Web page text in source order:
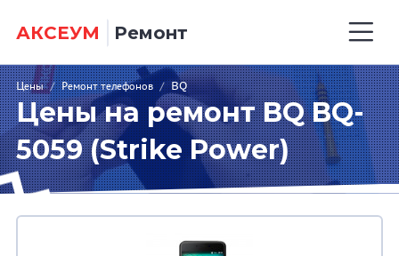
АКСЕУМ Ремонт
Цены / Ремонт телефонов / BQ
Цены на ремонт BQ BQ-
5059 (Strike Power)